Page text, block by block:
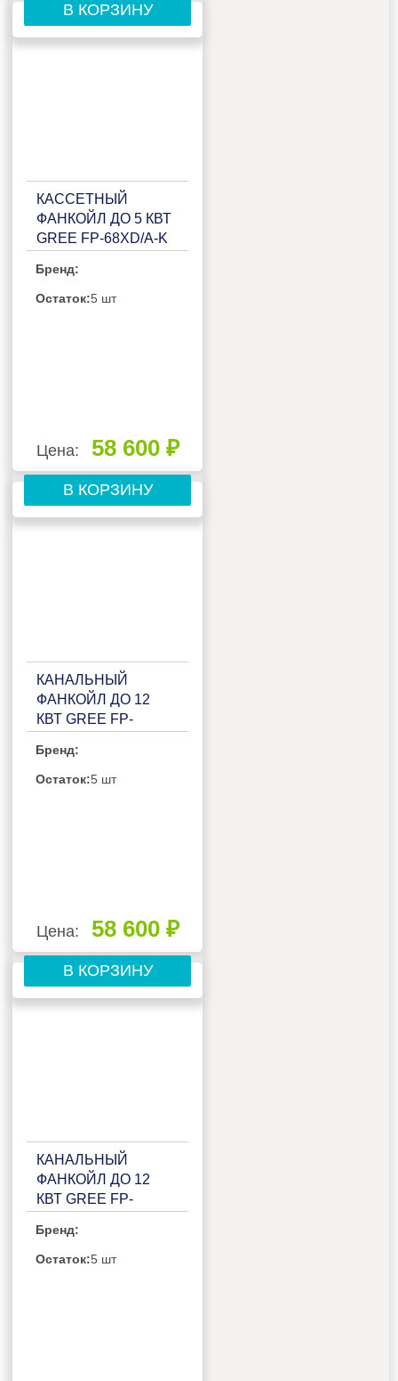
В КОРЗИНУ
КАССЕТНЫЙ
ФАНКОЙЛ ДО 5 КВТ
GREE FP-68XD/A-K
Бренд:
Остаток:5 шт
Цена: 58 600 ₽
В КОРЗИНУ
КАНАЛЬНЫЙ
ФАНКОЙЛ ДО 12
КВТ GREE FP-
Бренд:
Остаток:5 шт
Цена: 58 600 ₽
В КОРЗИНУ
КАНАЛЬНЫЙ
ФАНКОЙЛ ДО 12
КВТ GREE FP-
Бренд:
Остаток:5 шт